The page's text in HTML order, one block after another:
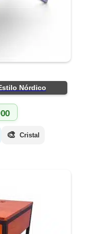
Nórdico
🎨 Cristal